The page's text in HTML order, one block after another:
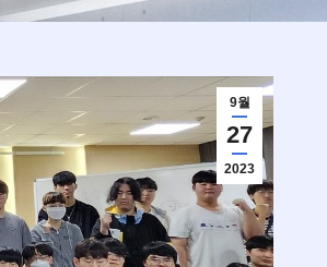
9월
27
2023